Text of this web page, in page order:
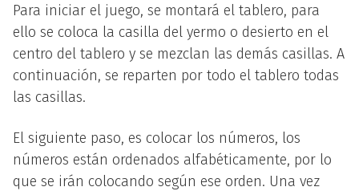
Para iniciar el juego, se montará el tablero, para
ello se coloca la casilla del yermo o desierto en el
centro del tablero y se mezclan las demás casillas. A
continuación, se reparten por todo el tablero todas
las casillas.
El siguiente paso, es colocar los números, los
números están ordenados alfabéticamente, por lo
que se irán colocando según ese orden. Una vez